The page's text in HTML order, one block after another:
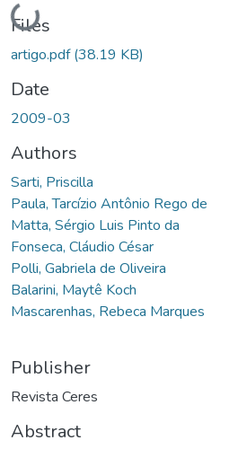
Loading...
Files
artigo.pdf(38.19 KB)
Date
2009-03
Authors
Sarti, Priscilla
Paula, Tarcízio Antônio Rego de
Matta, Sérgio Luis Pinto da
Fonseca, Cláudio César
Polli, Gabriela de Oliveira
Balarini, Maytê Koch
Mascarenhas, Rebeca Marques
Publisher
Revista Ceres
Abstract